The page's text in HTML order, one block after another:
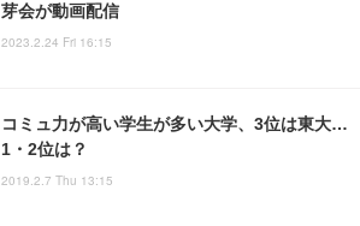
芽会が動画配信
2023.2.24 Fri 16:15
コミュ力が高い学生が多い大学、3位は東大…
1・2位は？
2019.2.7 Thu 13:15